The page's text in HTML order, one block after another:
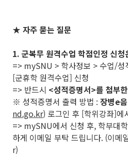
★ 자주 묻는 질문
1. 군복무 원격수업 학점인정 신
=> mySNU > 학사정보 > 수업/성
[군휴학 원격수업] 신청
=> 반드시 <성적증명서>를 첨부
※ 성적증명서 출력 방법 : 장병e음
nd.go.kr) 로그인 후 [학위강좌]에
=> mySNU에서 신청 후, 학부대
하게 이메일 부탁 드립니다. (이
r)